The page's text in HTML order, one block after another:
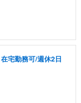
宅勤務可/週休2日